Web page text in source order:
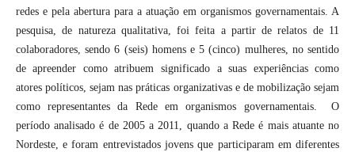
redes e pela abertura para a atuação em organismos governamentais. A
pesquisa, de natureza qualitativa, foi feita a partir de relatos de 11
colaboradores, sendo 6 (seis) homens e 5 (cinco) mulheres, no sentido
de apreender como atribuem significado a suas experiências como
atores políticos, sejam nas práticas organizativas e de mobilização sejam
como representantes da Rede em organismos governamentais. O
período analisado é de 2005 a 2011, quando a Rede é mais atuante no
Nordeste, e foram entrevistados jovens que participaram em diferentes